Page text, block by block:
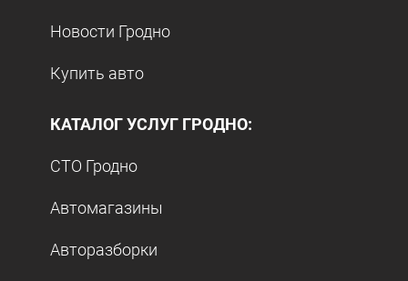
Новости Гродно
Купить авто
КАТАЛОГ УСЛУГ ГРОДНО:
СТО Гродно
Автомагазины
Авторазборки